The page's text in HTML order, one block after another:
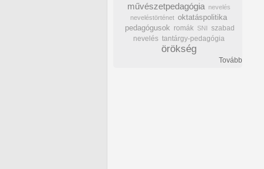
művészetpedagógia
nevelés
neveléstörténet oktatáspolitika
pedagógusok romák SNI szabad
nevelés tantárgy-pedagógia
örökség
Tovább